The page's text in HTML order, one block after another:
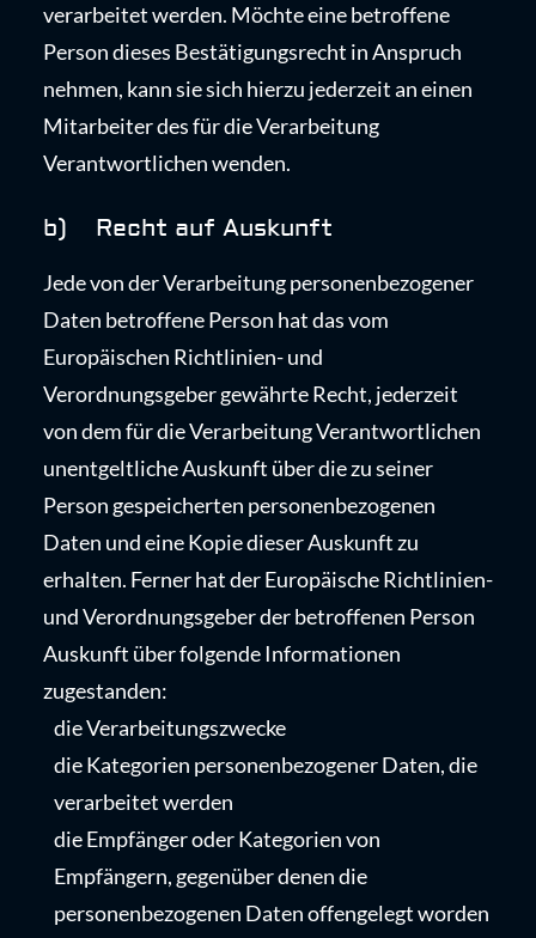
verarbeitet werden. Möchte eine betroffene
Person dieses Bestätigungsrecht in Anspruch
nehmen, kann sie sich hierzu jederzeit an einen
Mitarbeiter des für die Verarbeitung
Verantwortlichen wenden.
b) Recht auf Auskunft
Jede von der Verarbeitung personenbezogener
Daten betroffene Person hat das vom
Europäischen Richtlinien- und
Verordnungsgeber gewährte Recht, jederzeit
von dem für die Verarbeitung Verantwortlichen
unentgeltliche Auskunft über die zu seiner
Person gespeicherten personenbezogenen
Daten und eine Kopie dieser Auskunft zu
erhalten. Ferner hat der Europäische Richtlinien-
und Verordnungsgeber der betroffenen Person
Auskunft über folgende Informationen
zugestanden:
die Verarbeitungszwecke
die Kategorien personenbezogener Daten, die
verarbeitet werden
die Empfänger oder Kategorien von
Empfängern, gegenüber denen die
personenbezogenen Daten offengelegt worden